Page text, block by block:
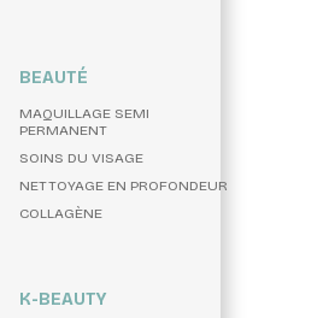
BEAUTÉ
MAQUILLAGE SEMI
PERMANENT
SOINS DU VISAGE
NETTOYAGE EN PROFONDEUR
COLLAGÈNE
K-BEAUTY